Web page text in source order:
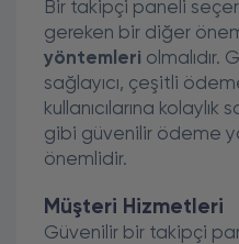
Bir takipçi paneli
gereken bir diğer
yöntemleri olmalıdır.
sağlayıcı, çeşitli
kullanıcılarına kolaylık
gibi güvenilir ödeme
önemlidir.
Müşteri Hizmetleri
Güvenilir bir takipçi